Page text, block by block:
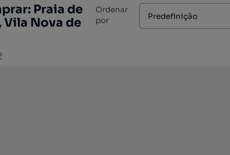
Praia de
Vila Nova de
Ordenar
por
Predefinição